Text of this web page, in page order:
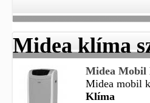
Midea klíma
Midea Mobil
Midea mobil
Klíma